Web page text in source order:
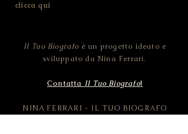
clicca qui
Il Tuo Biografo è un progetto ideato e
sviluppato da Nina Ferrari.
Contatta Il Tuo Biografo!
NINA FERRARI - IL TUO BIOGRAFO